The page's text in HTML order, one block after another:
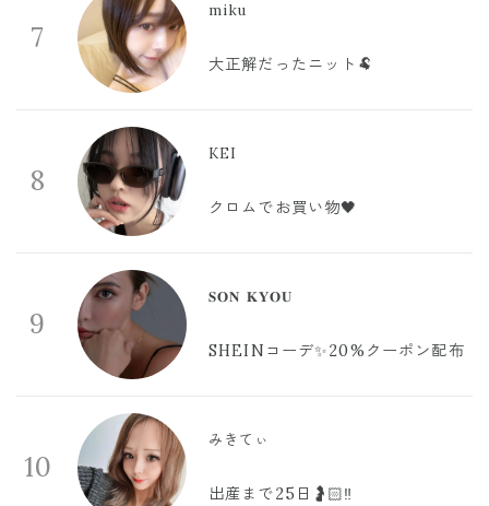
7
miku
大正解だったニット🐏
8
KEI
クロムでお買い物🖤
9
𝐒𝐎𝐍 𝐊𝐘𝐎𝐔
SHEINコーデ✨20%クーポン配布
10
みきてぃ
出産まで25日🤰🏻‼️